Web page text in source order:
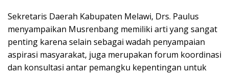
Sekretaris Daerah Kabupaten Melawi, Drs. Paulus
menyampaikan Musrenbang memiliki arti yang sangat
penting karena selain sebagai wadah penyampaian
aspirasi masyarakat, juga merupakan forum koordinasi
dan konsultasi antar pemangku kepentingan untuk